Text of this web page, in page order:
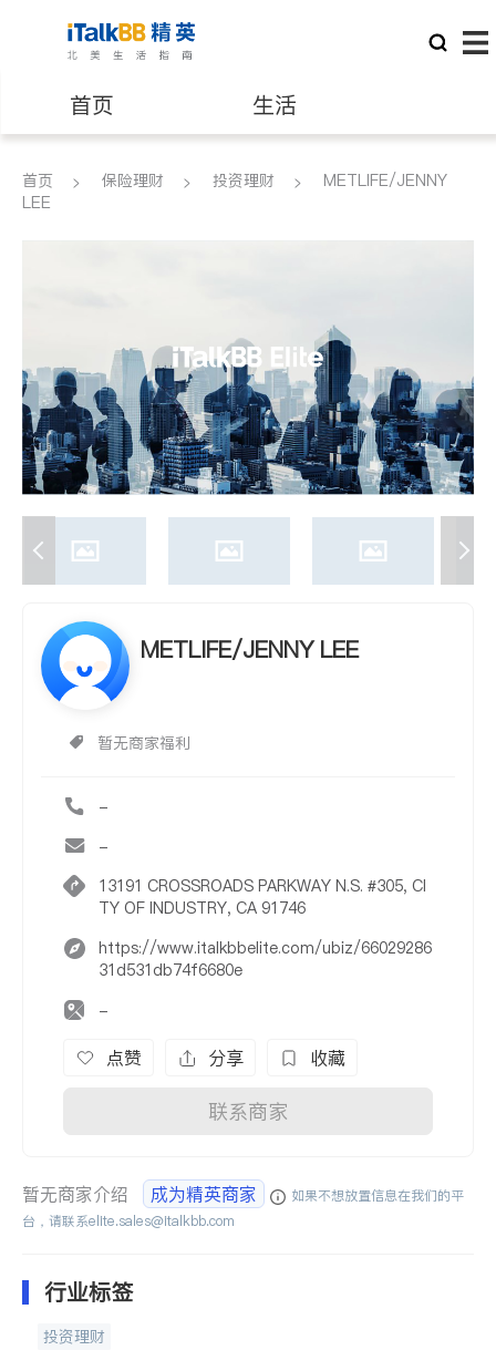
首页 生活
医生 律师
养老 非盈利组织
首页 保险理财 投资理财
METLIFE/JENNY
LEE
METLIFE/JENNY LEE
暂无商家福利
-
-
13191 CROSSROADS PARKWAY N.S. #305, CI
TY OF INDUSTRY, CA 91746
https://www.italkbbelite.com/ubiz/66029286
31d531db74f6680e
-
点赞 分享 收藏
联系商家
暂无商家介绍 成为精英商家
如果不想放置信息在我们的平
台，请联系elite.sales@italkbb.com
行业标签
投资理财